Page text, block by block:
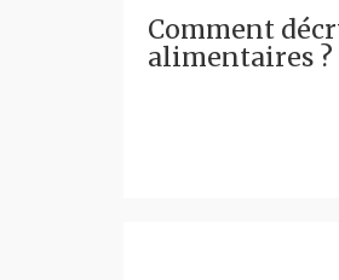
Comment
alimentaires ?